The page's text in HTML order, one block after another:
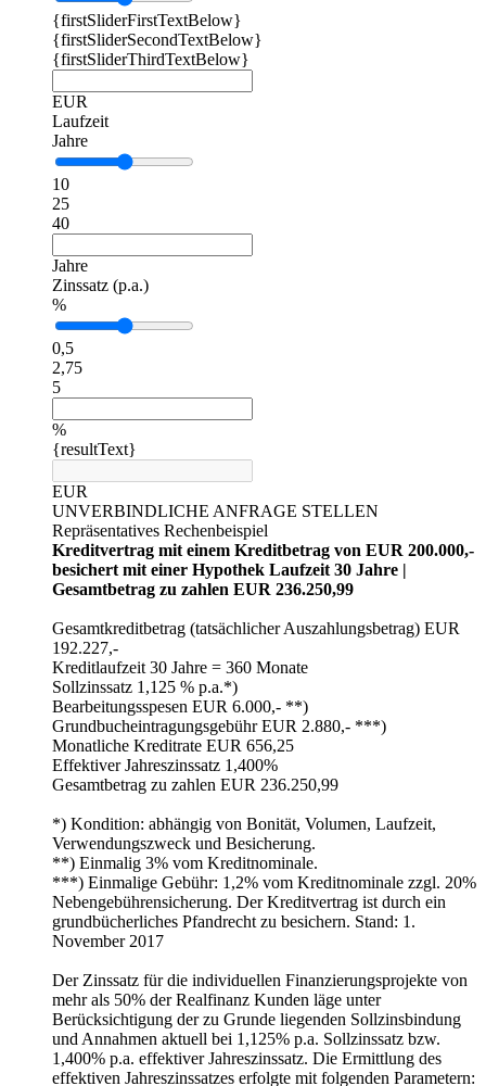
{firstSliderFirstTextBelow}
{firstSliderSecondTextBelow}
{firstSliderThirdTextBelow}
EUR
Laufzeit
Jahre
10
25
40
Jahre
Zinssatz (p.a.)
%
0,5
2,75
5
%
{resultText}
EUR
UNVERBINDLICHE ANFRAGE STELLEN
Repräsentatives Rechenbeispiel
Kreditvertrag mit einem Kreditbetrag von EUR 200.000,-
besichert mit einer Hypothek Laufzeit 30 Jahre |
Gesamtbetrag zu zahlen EUR 236.250,99
Gesamtkreditbetrag (tatsächlicher Auszahlungsbetrag) EUR
192.227,-
Kreditlaufzeit 30 Jahre = 360 Monate
Sollzinssatz 1,125 % p.a.*)
Bearbeitungsspesen EUR 6.000,- **)
Grundbucheintragungsgebühr EUR 2.880,- ***)
Monatliche Kreditrate EUR 656,25
Effektiver Jahreszinssatz 1,400%
Gesamtbetrag zu zahlen EUR 236.250,99
*) Kondition: abhängig von Bonität, Volumen, Laufzeit,
Verwendungszweck und Besicherung.
**) Einmalig 3% vom Kreditnominale.
***) Einmalige Gebühr: 1,2% vom Kreditnominale zzgl. 20%
Nebengebührensicherung. Der Kreditvertrag ist durch ein
grundbücherliches Pfandrecht zu besichern. Stand: 1.
November 2017
Der Zinssatz für die individuellen Finanzierungsprojekte von
mehr als 50% der Realfinanz Kunden läge unter
Berücksichtigung der zu Grunde liegenden Sollzinsbindung
und Annahmen aktuell bei 1,125% p.a. Sollzinssatz bzw.
1,400% p.a. effektiver Jahreszinssatz. Die Ermittlung des
effektiven Jahreszinssatzes erfolgte mit folgenden Parametern: